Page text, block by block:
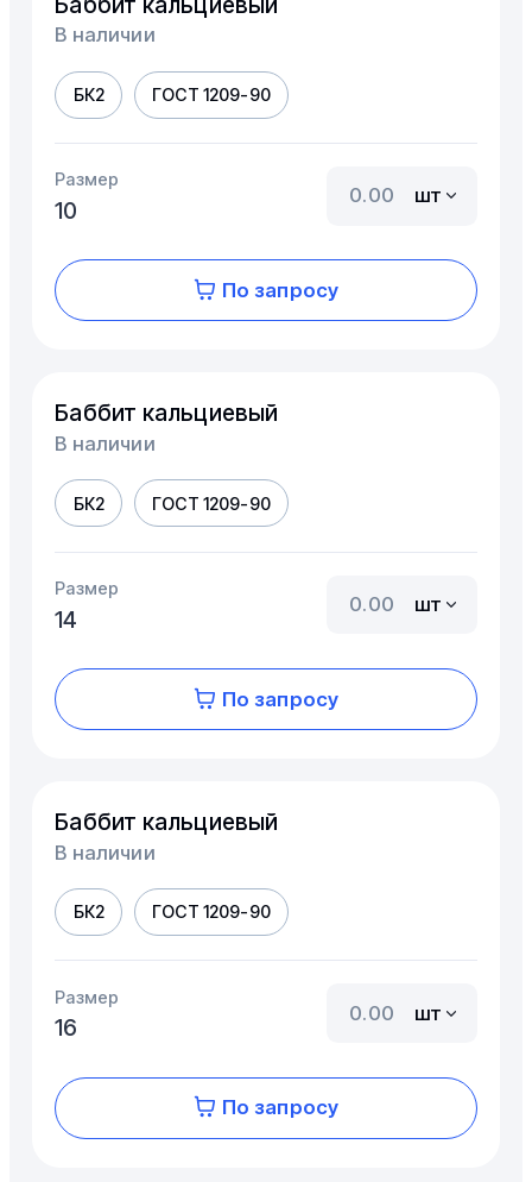
В наличии
БК2 ГОСТ 1209-90
Размер
10
шт
По запросу
Баббит кальциевый
В наличии
БК2 ГОСТ 1209-90
Размер
14
шт
По запросу
Баббит кальциевый
В наличии
БК2 ГОСТ 1209-90
Размер
16
шт
По запросу